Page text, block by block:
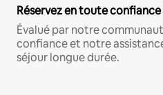
Réservez en toute confiance
Évalué par notre
confiance et notre
séjour longue durée.